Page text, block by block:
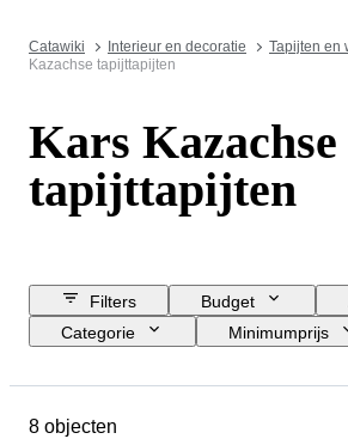
Catawiki Interieur en decoratie Tapijten en
Kazachse tapijttapijten
Kars Kazachse
tapijttapijten
Filters Budget
Categorie
Minimumprijs
Materiaal
8 objecten